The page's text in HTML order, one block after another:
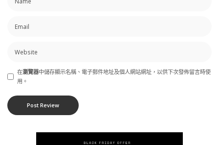
在瀏覽器中儲存顯示名稱、電子郵件地址及個人網站網址，以供下次發佈留言時使
用。